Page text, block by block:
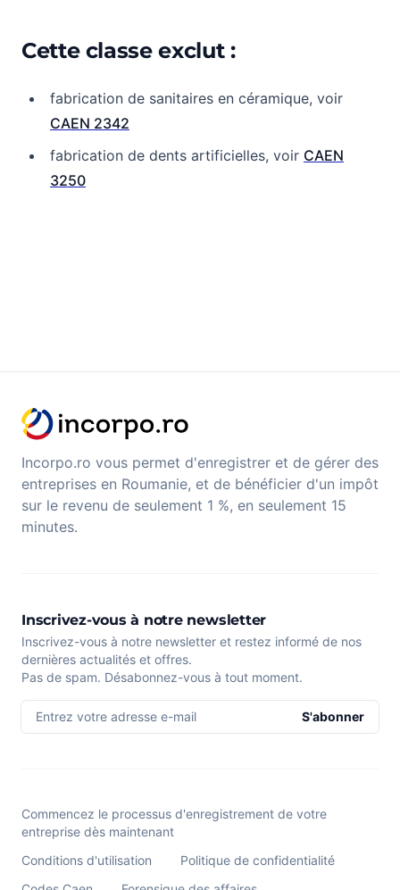
Cette classe exclut :
fabrication de sanitaires en céramique, voir
CAEN 2342
fabrication de dents artificielles, voir CAEN
3250
Incorpo.ro vous permet d'enregistrer et de gérer des
entreprises en Roumanie, et de bénéficier d'un impôt
sur le revenu de seulement 1 %, en seulement 15
minutes.
Inscrivez-vous à notre newsletter
Inscrivez-vous à notre newsletter et restez informé de nos
dernières actualités et offres.
Pas de spam. Désabonnez-vous à tout moment.
Entrez votre adresse e-mail S'abonner
Commencez le processus d'enregistrement de votre
entreprise dès maintenant
Conditions d'utilisation
Politique de confidentialité